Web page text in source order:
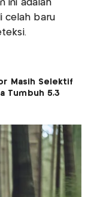
ini adalah
celah baru
Masih Selektif
Tumbuh 5,3